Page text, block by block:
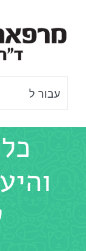
לתוכן
עבור ל